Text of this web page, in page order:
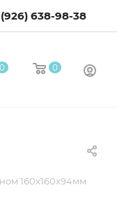
638-98-38
0 0
160х160х94мм